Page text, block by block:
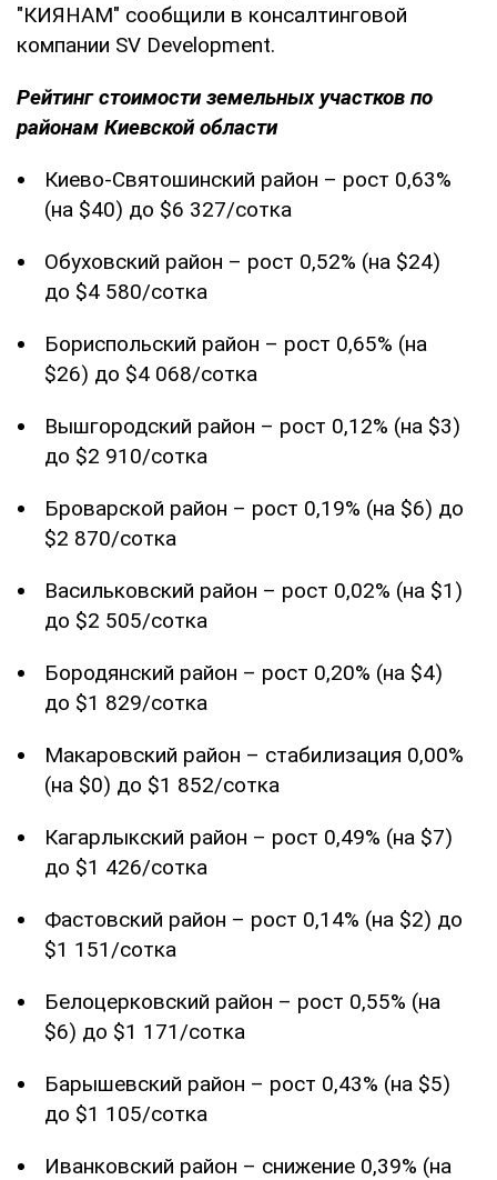
"КИЯНАМ" сообщили в консалтинговой
компании SV Development.
Рейтинг стоимости земельных участков по
районам Киевской области
Киево-Святошинский район – рост 0,63%
(на $40) до $6 327/сотка
Обуховский район – рост 0,52% (на $24)
до $4 580/сотка
Бориспольский район – рост 0,65% (на
$26) до $4 068/сотка
Вышгородский район – рост 0,12% (на $3)
до $2 910/сотка
Броварской район – рост 0,19% (на $6) до
$2 870/сотка
Васильковский район – рост 0,02% (на $1)
до $2 505/сотка
Бородянский район – рост 0,20% (на $4)
до $1 829/сотка
Макаровский район – стабилизация 0,00%
(на $0) до $1 852/сотка
Кагарлыкский район – рост 0,49% (на $7)
до $1 426/сотка
Фастовский район – рост 0,14% (на $2) до
$1 151/сотка
Белоцерковский район – рост 0,55% (на
$6) до $1 171/сотка
Барышевский район – рост 0,43% (на $5)
до $1 105/сотка
Иванковский район – снижение 0,39% (на